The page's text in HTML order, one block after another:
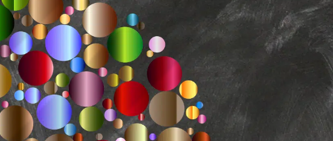
Antworten
Alle Bestenlisten